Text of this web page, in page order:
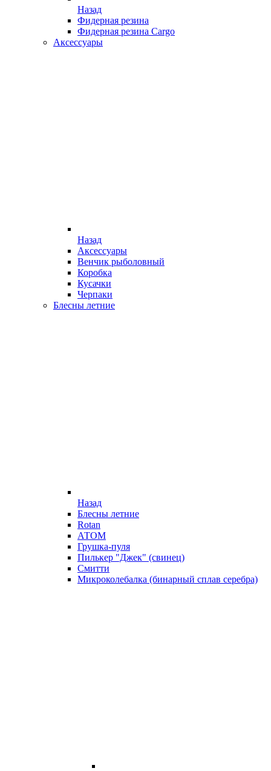
Назад
Фидерная резина
Фидерная резина Cargo
Аксессуары
Назад
Аксессуары
Венчик рыболовный
Коробка
Кусачки
Черпаки
Блесны летние
Назад
Блесны летние
Rotan
АТОМ
Грушка-пуля
Пилькер "Джек" (свинец)
Смитти
Микроколебалка (бинарный сплав серебра)